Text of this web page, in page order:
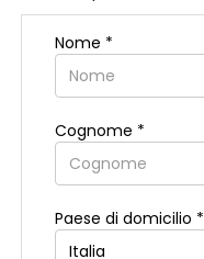
DE
ES
PT
Nome *
Cognome *
Paese di domicilio *